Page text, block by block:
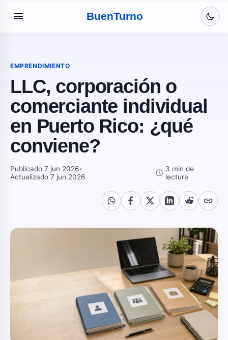
menu BuenTurno
EMPRENDIMIENTO
LLC, corporación o
comerciante individual
en Puerto Rico: ¿qué
conviene?
Publicado 7 jun 2026•
Actualizado 7 jun 2026
schedule 3 min de
lectura
link